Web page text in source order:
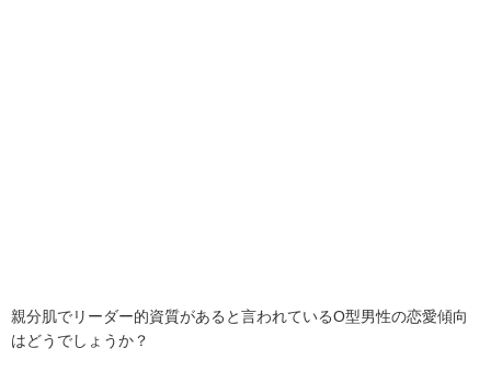
親分肌でリーダー的資質があると言われているO型男性の恋愛傾向
はどうでしょうか？